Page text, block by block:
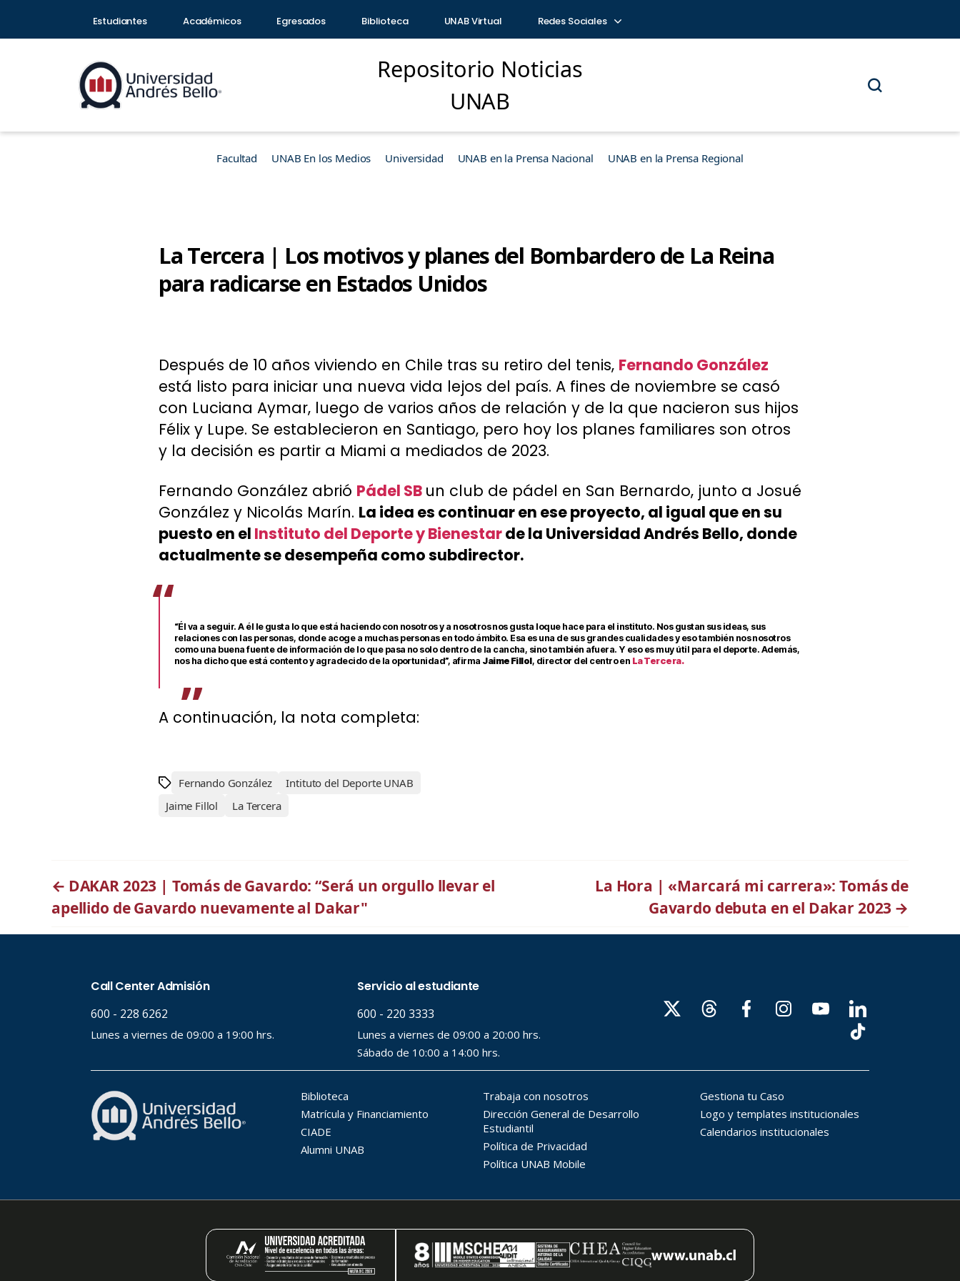
Estudiantes Académicos Egresados Biblioteca UNAB Virtual Redes Sociales
Repositorio Noticias
UNAB
Facultad UNAB En los Medios Universidad UNAB en la Prensa Nacional UNAB en la Prensa Regional
La Tercera | Los motivos y planes del Bombardero de La Reina
para radicarse en Estados Unidos
Después de 10 años viviendo en Chile tras su retiro del tenis, Fernando González
está listo para iniciar una nueva vida lejos del país. A fines de noviembre se casó
con Luciana Aymar, luego de varios años de relación y de la que nacieron sus hijos
Félix y Lupe. Se establecieron en Santiago, pero hoy los planes familiares son otros
y la decisión es partir a Miami a mediados de 2023.
Fernando González abrió Pádel SB un club de pádel en San Bernardo, junto a Josué
González y Nicolás Marín. La idea es continuar en ese proyecto, al igual que en su
puesto en el Instituto del Deporte y Bienestarde la Universidad Andrés Bello, donde
actualmente se desempeña como subdirector.
“Él va a seguir. A él le gusta lo que está haciendo con nosotros y a nosotros nos gusta loque hace para el instituto. Nos gustan sus ideas, sus
relaciones con las personas, donde acoge a muchas personas en todo ámbito. Esa es una de sus grandes cualidades y eso también nos nosotros
como una buena fuente de información de lo que pasa no solo dentro de la cancha, sino también afuera. Y eso es muy útil para el deporte. Además,
nos ha dicho que está contento y agradecido de la oportunidad”, afirma Jaime Fillol, director del centro en La Tercera.
A continuación, la nota completa:
Fernando González
Intituto del Deporte UNAB
Jaime Fillol
La Tercera
← DAKAR 2023 | Tomás de Gavardo: “Será un orgullo llevar el
apellido de Gavardo nuevamente al Dakar"
La Hora | «Marcará mi carrera»: Tomás de
Gavardo debuta en el Dakar 2023 →